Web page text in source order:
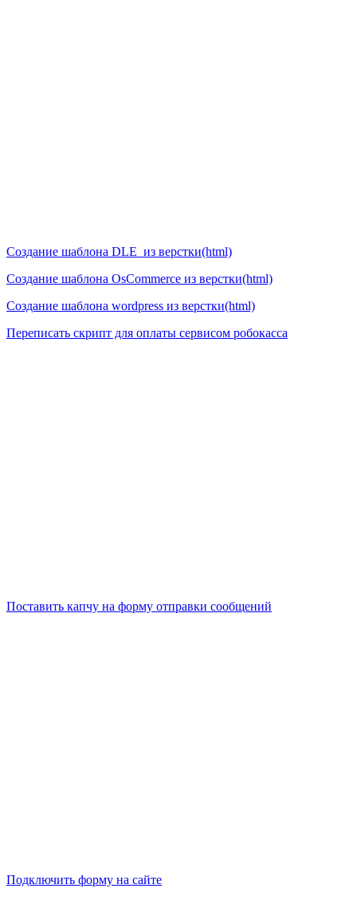
Создание шаблона DLE из верстки(html)
Создание шаблона OsCommerce из верстки(html)
Создание шаблона wordpress из верстки(html)
Переписать скрипт для оплаты сервисом робокасса
Поставить капчу на форму отправки сообщений
Подключить форму на сайте